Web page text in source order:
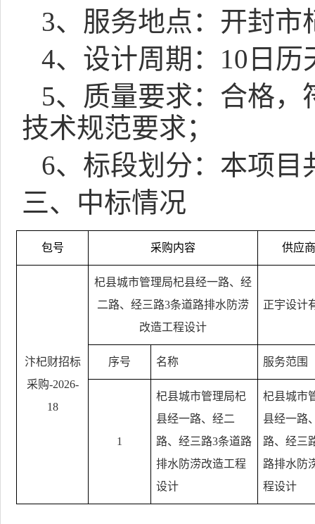
3、服务地点：开封市
4、设计周期： 10 日历
5、质量要求：合格，
技术规范要求；
6、标段划分：本项目
三、中标情况
包号 采购内容 供应
汴杞财招标
采购-2026-
18
杞县城市管理局杞县经一路、经
二路、经三路3条道路排水防涝
改造工程设计
正宇设计
序号 名称 服务范围
1
杞县城市管理局杞
县经一路、经二
路、经三路3条道路
排水防涝改造工程
设计
杞县城市
县经一路
路、经三
路排水防
程设计